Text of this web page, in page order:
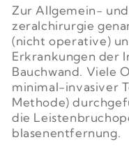
Zur Allgemein-
zeral­­chirurgie
(nicht operative)
Er­krankun­gen der
Bauch­­wand. Viele
minimal-invasi­ver
Methode)
die
blasen­ent­fernung.